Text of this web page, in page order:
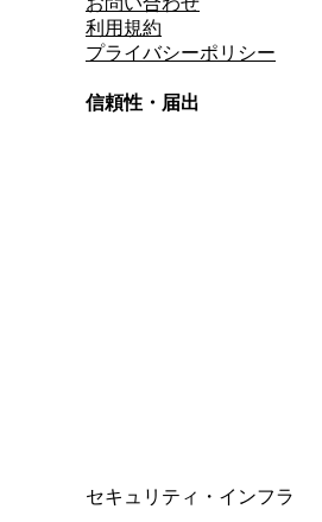
利用規約
プライバシーポリシー
信頼性・届出
セキュリティ・インフラ